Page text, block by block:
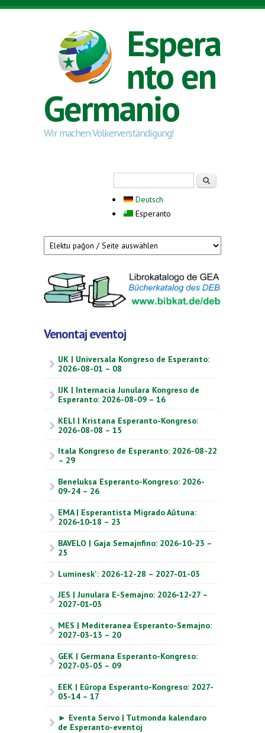
Skip to main content
Espera
nto en
Germanio
Wir machen Völkerverständigung!
Deutsch
Esperanto
Venontaj eventoj
UK | Universala Kongreso de Esperanto:
2026-08-01 – 08
IJK | Internacia Junulara Kongreso de
Esperanto: 2026-08-09 – 16
KELI | Kristana Esperanto-Kongreso:
2026-08-08 – 15
Itala Kongreso de Esperanto: 2026-08-22
– 29
Beneluksa Esperanto-Kongreso: 2026-
09-24 – 26
EMA | Esperantista Migrado Aŭtuna:
2026‑10‑18 – 23
BAVELO | Gaja Semajnfino: 2026-10-23 –
25
Luminesk': 2026-12-28 – 2027-01-03
JES | Junulara E-Semajno: 2026‑12‑27 –
2027‑01‑03
MES | Mediteranea Esperanto-Semajno:
2027-03-13 – 20
GEK | Germana Esperanto-Kongreso:
2027-05-05 – 09
EEK | Eŭropa Esperanto-Kongreso: 2027-
05-14 – 17
► Eventa Servo | Tutmonda kalendaro
de Esperanto-eventoj